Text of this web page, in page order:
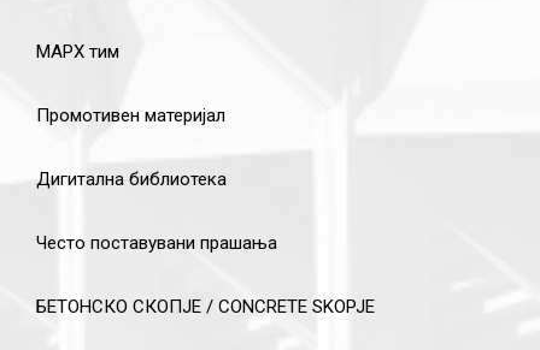
МАРХ тим
Промотивен материјал
Дигитална библиотека
Често поставувани прашања
БЕТОНСКО СКОПЈЕ / CONCRETE SKOPJE